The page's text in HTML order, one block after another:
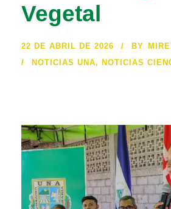
Vegetal
22 DE ABRIL DE 2026 BY
NOTICIAS UNA, NOTICIAS